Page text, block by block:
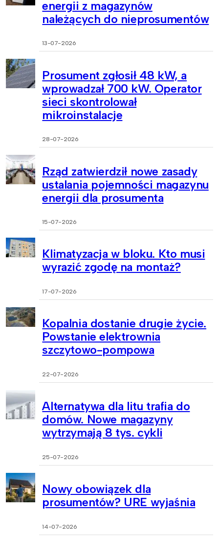
energii z magazynów
należących do nieprosumentów
13-07-2026
Prosument zgłosił 48 kW, a
wprowadzał 700 kW. Operator
sieci skontrolował
mikroinstalacje
28-07-2026
Rząd zatwierdził nowe zasady
ustalania pojemności magazynu
energii dla prosumenta
15-07-2026
Klimatyzacja w bloku. Kto musi
wyrazić zgodę na montaż?
17-07-2026
Kopalnia dostanie drugie życie.
Powstanie elektrownia
szczytowo-pompowa
22-07-2026
Alternatywa dla litu trafia do
domów. Nowe magazyny
wytrzymają 8 tys. cykli
25-07-2026
Nowy obowiązek dla
prosumentów? URE wyjaśnia
14-07-2026